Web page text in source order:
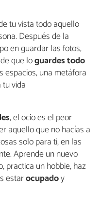
tu vista todo aquello
Después de la
en guardar las fotos,
que loguardes todo
espacios, una metáfora
vida
, el ocio es el peor
aquello que no hacías a
solo para ti, en las
Aprende un nuevo
practica un hobbie, haz
estarocupadoy